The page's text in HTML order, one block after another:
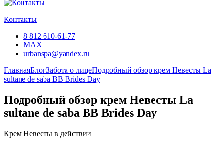
Контакты
8 812 610-61-77
MAX
urbanspa@yandex.ru
ГлавнаяБлогЗабота о лицеПодробный обзор крем Невесты La
sultane de saba BB Brides Day
Подробный обзор крем Невесты La
sultane de saba BB Brides Day
Крем Невесты в действии